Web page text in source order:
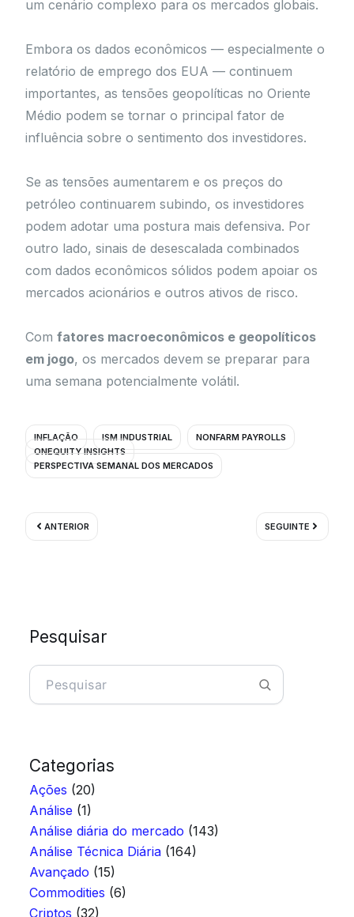
um cenário complexo para os mercados globais.
Embora os dados econômicos — especialmente o
relatório de emprego dos EUA — continuem
importantes, as tensões geopolíticas no Oriente
Médio podem se tornar o principal fator de
influência sobre o sentimento dos investidores.
Se as tensões aumentarem e os preços do
petróleo continuarem subindo, os investidores
podem adotar uma postura mais defensiva. Por
outro lado, sinais de desescalada combinados
com dados econômicos sólidos podem apoiar os
mercados acionários e outros ativos de risco.
Comfatores macroeconômicos e geopolíticos
em jogo, os mercados devem se preparar para
uma semana potencialmente volátil.
INFLAÇÃO ISM INDUSTRIAL
NONFARM PAYROLLS
ONEQUITY INSIGHTS
PERSPECTIVA SEMANAL DOS MERCADOS
ANTERIOR SEGUINTE
Próximo
Pesquisar
Pesquisar
Categorias
Ações (20)
Análise (1)
Análise diária do mercado (143)
Análise Técnica Diária (164)
Avançado (15)
Commodities (6)
Criptos (32)